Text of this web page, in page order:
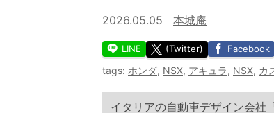
2026.05.05 本城庵
LINE (Twitter) Facebook
tags: ホンダ, NSX, アキュラ, NSX, カ
イタリアの自動車デザイン会社